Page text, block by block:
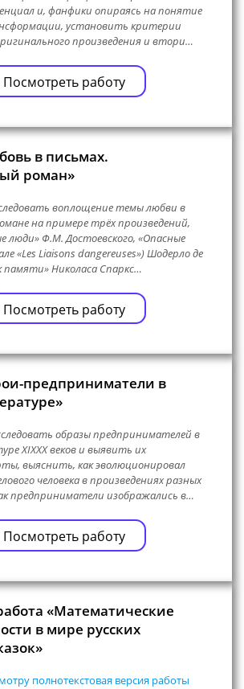
и, фанфики опираясь на понятие
установить критерии
произведения и втори…
Посмотреть работу
в письмах.
роман»
воплощение темы любви в
на примере трёх произведений,
люди» Ф.М. Достоевского, «Опасные
«Les Liaisons dangereuses») Шодерло де
памяти» Николаса Спаркс…
Посмотреть работу
предприниматели в
образы предпринимателей в
XIXXX веков и выявить их
выяснить, как эволюционировал
человека в произведениях разных
предприниматели изображались в…
Посмотреть работу
«Математические
в мире русских
полнотекстовая версия работы